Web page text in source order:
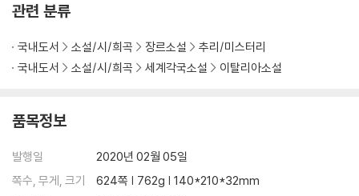
관련 분류
국내도서 소설/시/희곡 장르소설
추리/미스터리
국내도서
소설/시/희곡 세계각국소설 이탈리아소설
품목정보
발행일
2020년 02월 05일
쪽수, 무게, 크기
624쪽 | 762g | 140*210*32mm